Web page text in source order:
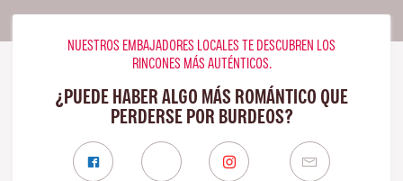
NUESTROS EMBAJADORES LOCALES TE DESCUBREN LOS
RINCONES MÁS AUTÉNTICOS.
¿PUEDE HABER ALGO MÁS ROMÁNTICO QUE
PERDERSE POR BURDEOS?